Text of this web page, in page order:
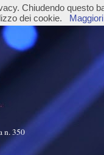
n. 350
Chiudendo
dei cookie.